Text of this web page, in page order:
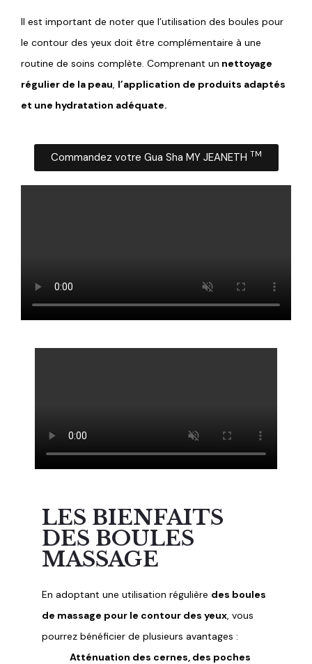
Il est important de noter que l’utilisation des boules pour
le contour des yeux doit être complémentaire à une
routine de soins complète. Comprenant un nettoyage
régulier de la peau, l’application de produits adaptés
et une hydratation adéquate.
Commandez votre Gua Sha MY JEANETH TM
LES BIENFAITS
DES BOULES
MASSAGE
En adoptant une utilisation régulière des boules
de massage pour le contour des yeux, vous
pourrez bénéficier de plusieurs avantages :
Atténuation des cernes, des poches